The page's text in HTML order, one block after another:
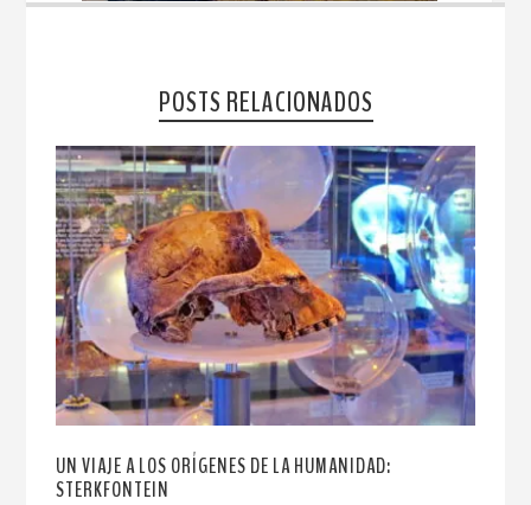
POSTS RELACIONADOS
UN VIAJE A LOS ORÍGENES DE LA HUMANIDAD:
STERKFONTEIN